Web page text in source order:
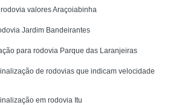
valores Araçoiabinha
Jardim Bandeirantes
para rodovia Parque das Laranjeiras
de rodovias que indicam velocidade
em rodovia Itu